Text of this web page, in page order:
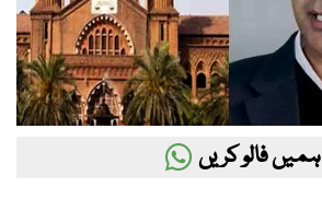
ہمیں فالو کریں